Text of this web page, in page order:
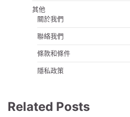
其他
關於我們
聯絡我們
條款和條件
隱私政策
Related Posts